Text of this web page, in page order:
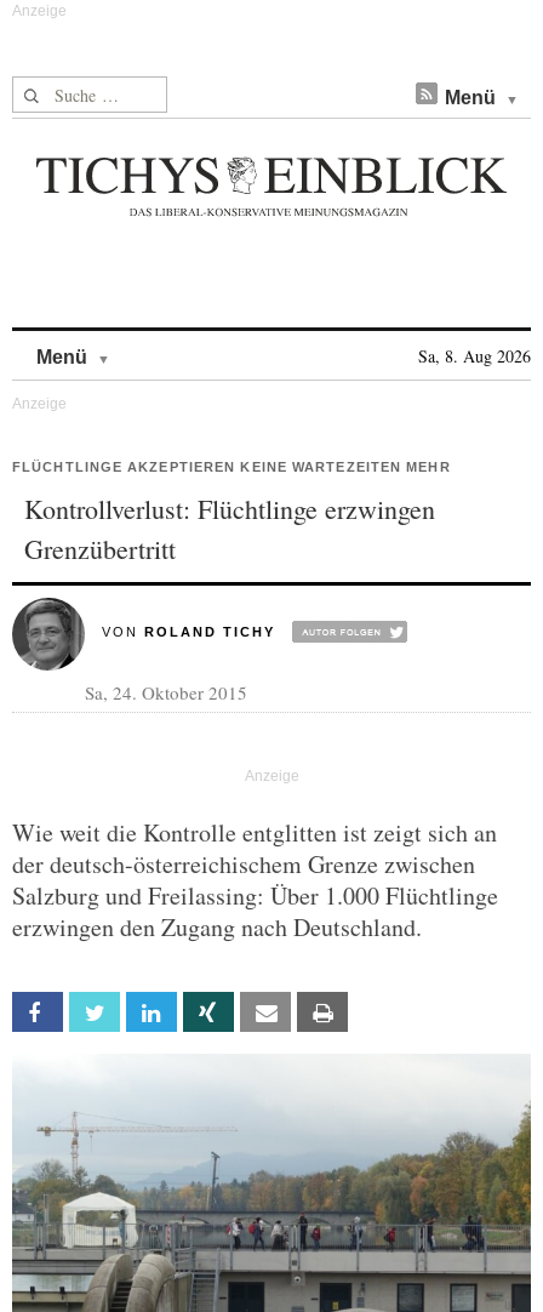
Suche nach: Menü
Menü Sa, 8. Aug 2026
FLÜCHTLINGE AKZEPTIEREN KEINE WARTEZEITEN MEHR
Kontrollverlust: Flüchtlinge erzwingen
Grenzübertritt
VON ROLAND TICHY
Sa, 24. Oktober 2015
Wie weit die Kontrolle entglitten ist zeigt sich an
der deutsch-österreichischem Grenze zwischen
Salzburg und Freilassing: Über 1.000 Flüchtlinge
erzwingen den Zugang nach Deutschland.
Facebook Twitter Linkedin Xing Email